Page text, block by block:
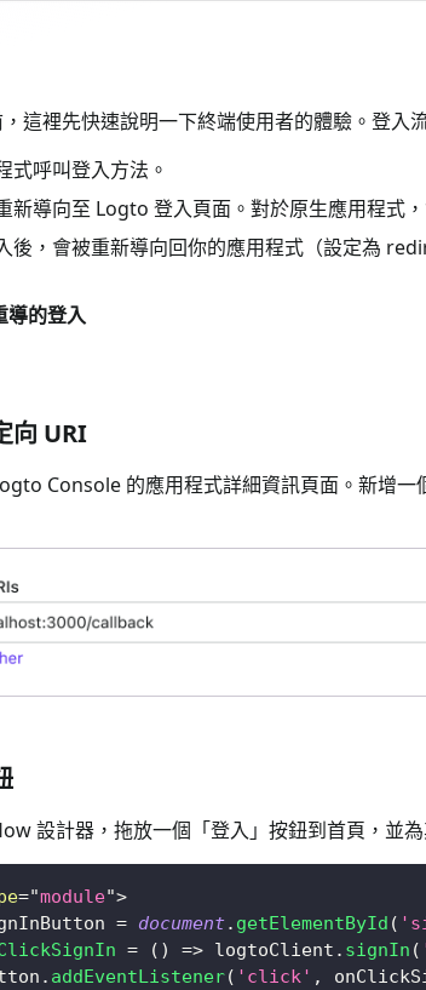
這裡先快速說明一下終端使用者的體驗。登入
式呼叫登入方法。
新導向至 Logto 登入頁面。對於原生應用程式
後，會被重新導向回你的應用程式（設定為
導的登入
向 URI
Console 的應用程式詳細資訊頁面。新增一
設計器，拖放一個「登入」按鈕到首頁，並
="module">
= document. getElementById (
= ( ) => logtoClient . signIn (
. addEventListener( 'click' ,